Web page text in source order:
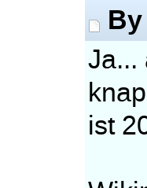
By
Ja...
ist